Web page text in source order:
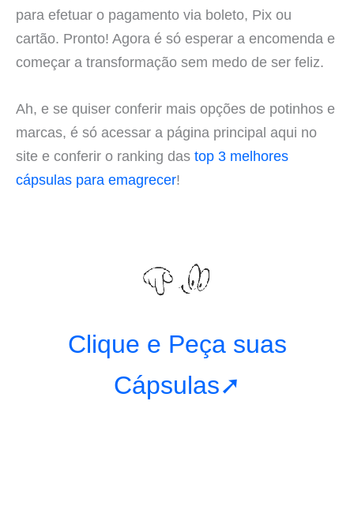
para efetuar o pagamento via boleto, Pix ou
cartão. Pronto! Agora é só esperar a encomenda e
começar a transformação sem medo de ser feliz.
Ah, e se quiser conferir mais opções de potinhos e
marcas, é só acessar a página principal aqui no
site e conferir o ranking das top 3 melhores
cápsulas para emagrecer!
Clique e Peça suas
Cápsulas➚